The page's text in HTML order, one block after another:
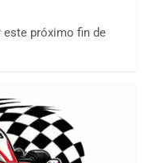
este próximo fin de